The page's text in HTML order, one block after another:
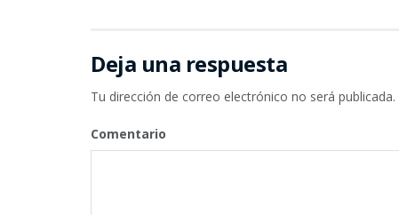
Deja una respuesta
Tu dirección de correo electrónico no será publicada.
Comentario